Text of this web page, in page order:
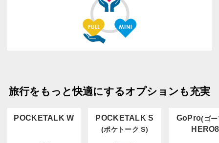
旅行をもっと快適にするオプションも充実
POCKETALK W POCKETALK S
(ポケトーク S)
GoPro(ゴ
HERO8